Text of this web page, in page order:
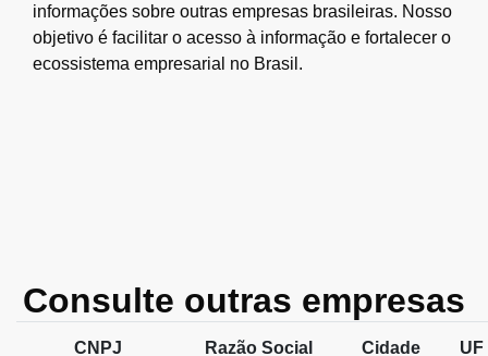
informações sobre outras empresas brasileiras. Nosso
objetivo é facilitar o acesso à informação e fortalecer o
ecossistema empresarial no Brasil.
Consulte outras empresas
CNPJ Razão Social Cidade UF